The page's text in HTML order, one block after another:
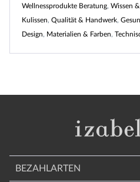
Wellnessprodukte Beratung, Wissen
Kulissen, Qualität & Handwerk,
Design, Materialien & Farben,
BEZAHLARTEN